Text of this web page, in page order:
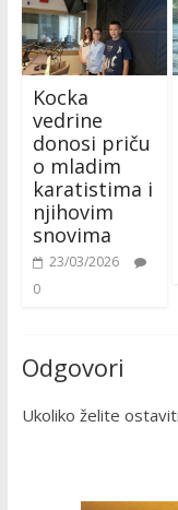
Kocka
vedrine
donosi priču
o mladim
karatistima i
njihovim
snovima
23/03/2026
0
Odgovori
Ukoliko želite